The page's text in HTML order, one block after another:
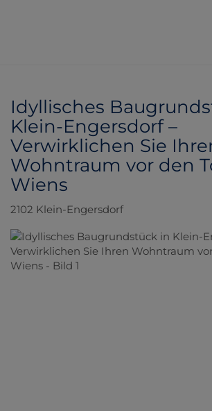
Idyllisches
Klein-Engersdorf –
Verwirklichen Sie
Wohntraum vor den
Wiens
2102 Klein-Engersdorf